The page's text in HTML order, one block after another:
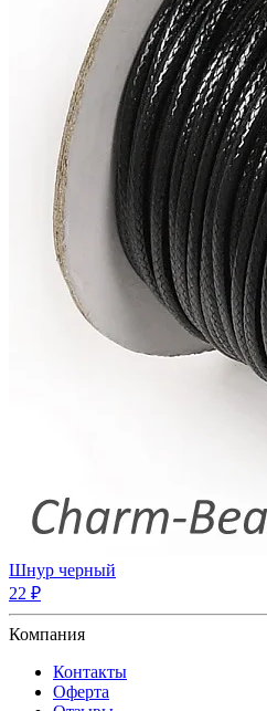
Шнур черный
22 ₽
Компания
Контакты
Оферта